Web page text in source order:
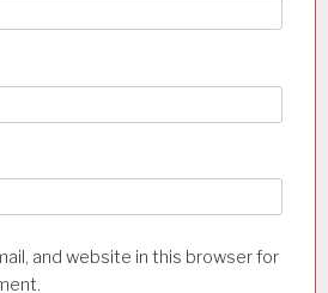
and website in this browser for